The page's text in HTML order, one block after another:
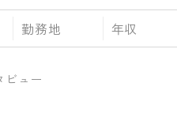
勤務地 年収
ビュー